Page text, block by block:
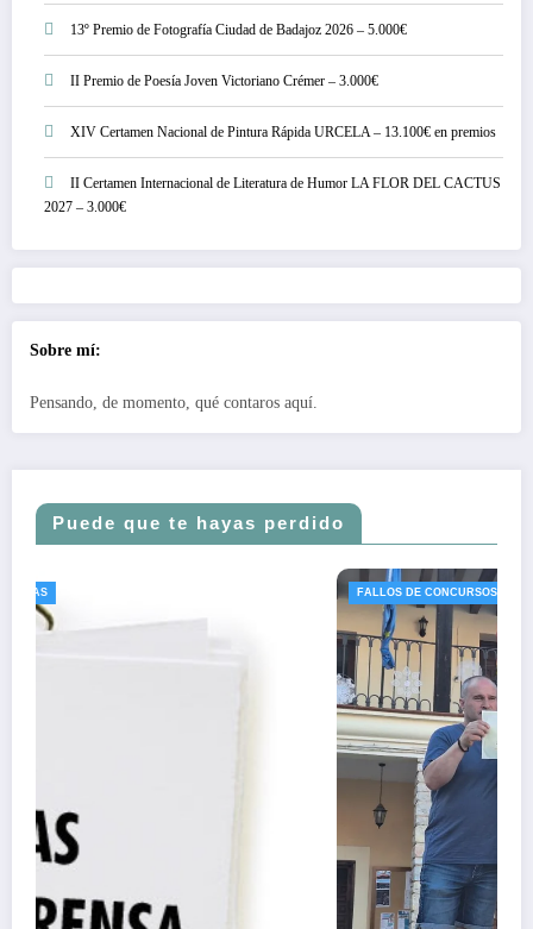
13º Premio de Fotografía Ciudad de Badajoz 2026 – 5.000€
II Premio de Poesía Joven Victoriano Crémer – 3.000€
XIV Certamen Nacional de Pintura Rápida URCELA – 13.100€ en premios
II Certamen Internacional de Literatura de Humor LA FLOR DEL CACTUS
2027 – 3.000€
Sobre mí:
Pensando, de momento, qué contaros aquí.
Puede que te hayas perdido